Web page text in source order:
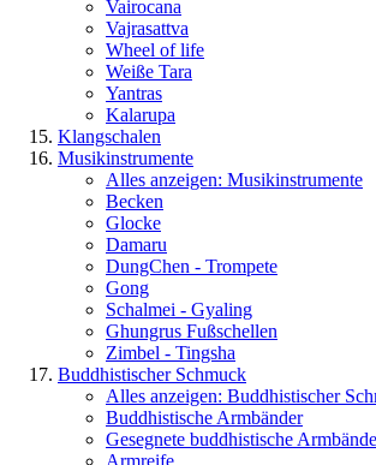
Vairocana
Vajrasattva
Wheel of life
Weiße Tara
Yantras
Kalarupa
Klangschalen
Musikinstrumente
Alles anzeigen: Musikinstrumente
Becken
Glocke
Damaru
DungChen - Trompete
Gong
Schalmei - Gyaling
Ghungrus Fußschellen
Zimbel - Tingsha
Buddhistischer Schmuck
Alles anzeigen: Buddhistischer
Buddhistische Armbänder
Gesegnete buddhistische
Armreife